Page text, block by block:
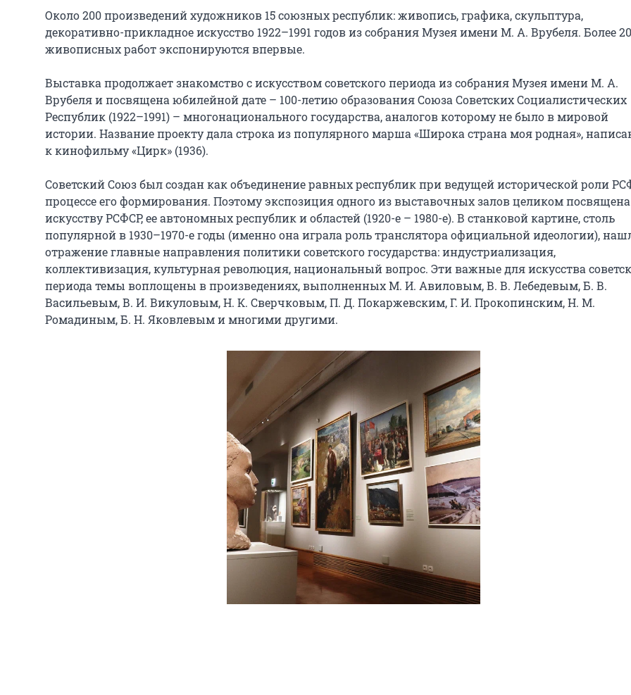
Около 200 произведений художников 15 союзных республик: живопись, графика, скульптура,
декоративно-прикладное искусство 1922–1991 годов из собрания Музея имени М. А. Врубеля. Более 20
живописных работ экспонируются впервые.
Выставка продолжает знакомство с искусством советского периода из собрания Музея имени М. А.
Врубеля и посвящена юбилейной дате – 100-летию образования Союза Советских Социалистических
Республик (1922–1991) – многонационального государства, аналогов которому не было в мировой
истории. Название проекту дала строка из популярного марша «Широка страна моя родная»,
к кинофильму «Цирк» (1936).
Советский Союз был создан как объединение равных республик при ведущей исторической роли
процессе его формирования. Поэтому экспозиция одного из выставочных залов целиком посвящена
искусству РСФСР, ее автономных республик и областей (1920-е – 1980-е). В станковой картине, столь
популярной в 1930–1970-е годы (именно она играла роль транслятора официальной идеологии),
отражение главные направления политики советского государства: индустриализация,
коллективизация, культурная революция, национальный вопрос. Эти важные для искусства
периода темы воплощены в произведениях, выполненных М. И. Авиловым, В. В. Лебедевым, Б. В.
Васильевым, В. И. Викуловым, Н. К. Сверчковым, П. Д. Покаржевским, Г. И. Прокопинским, Н. М.
Ромадиным, Б. Н. Яковлевым и многими другими.